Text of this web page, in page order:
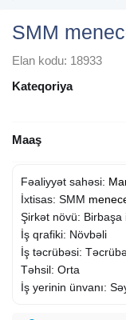
SMM
Elan kodu: 18933
Kateqoriya
Maaş
Fəaliyyət sahəsi:
İxtisas: SMM
Şirkət növü: Birbaşa
İş qrafiki: Növbəli
İş təcrübəsi:
Təhsil: Orta
İş yerinin ünvanı: